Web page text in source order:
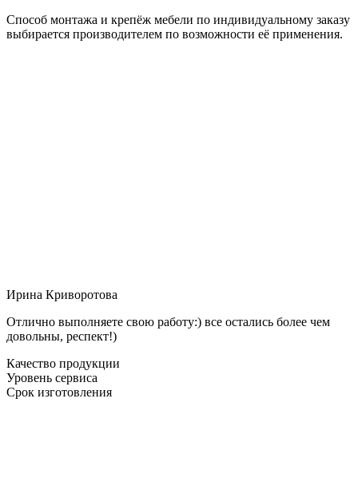
Способ монтажа и крепёж мебели по индивидуальному заказу
выбирается производителем по возможности её применения.
Ирина Криворотова
Отлично выполняете свою работу:) все остались более чем
довольны, респект!)
Качество продукции
Уровень сервиса
Срок изготовления